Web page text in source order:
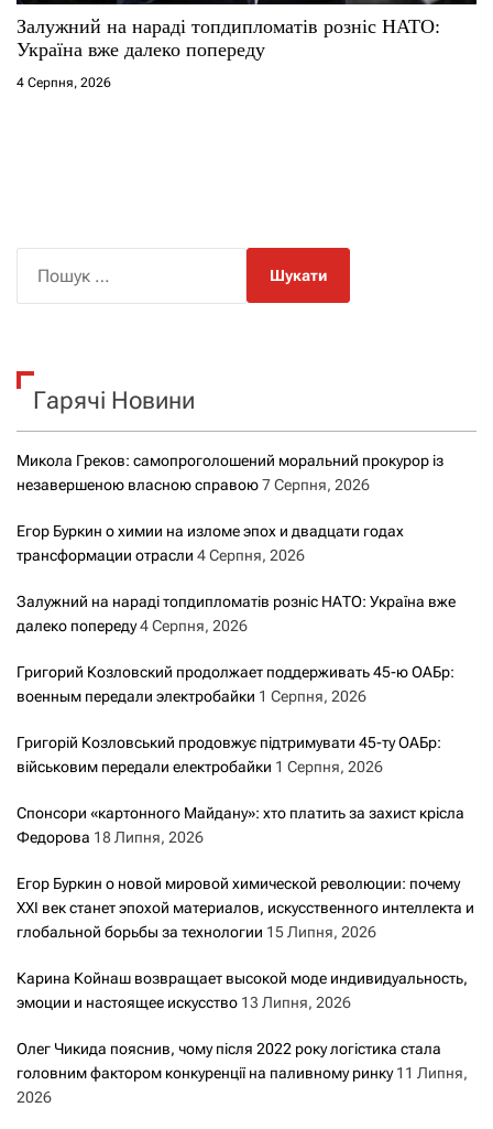
Залужний на нараді топдипломатів розніс НАТО:
Україна вже далеко попереду
4 Серпня, 2026
к
Гарячі Новини
Микола Греков: самопроголошений моральний прокурор із
незавершеною власною справою7 Серпня, 2026
Егор Буркин о химии на изломе эпох и двадцати годах
трансформации отрасли 4 Серпня, 2026
Залужний на нараді топдипломатів розніс НАТО: Україна вже
далеко попереду4 Серпня, 2026
Григорий Козловский продолжает поддерживать 45-ю ОАБр:
военным передали электробайки 1 Серпня, 2026
Григорій Козловський продовжує підтримувати 45-ту ОАБр:
військовим передали електробайки 1 Серпня, 2026
Спонсори «картонного Майдану»: хто платить за захист крісла
Федорова 18 Липня, 2026
Егор Буркин о новой мировой химической революции: почему
XXI век станет эпохой материалов, искусственного интеллекта и
глобальной борьбы за технологии 15 Липня, 2026
Карина Койнаш возвращает высокой моде индивидуальность,
эмоции и настоящее искусство 13 Липня, 2026
Олег Чикида пояснив, чому після 2022 року логістика стала
головним фактором конкуренції на паливному ринку 11 Липня,
2026